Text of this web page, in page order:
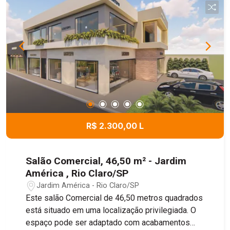
R$ 2.300,00 L
Salão Comercial, 46,50 m² - Jardim
América , Rio Claro/SP
Jardim América - Rio Claro/SP
Este salão Comercial de 46,50 metros quadrados
está situado em uma localização privilegiada. O
espaço pode ser adaptado com acabamentos